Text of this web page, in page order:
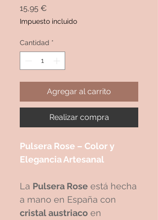
15,95 €
Impuesto incluido
Cantidad *
Agregar al carrito
Realizar compra
Pulsera Rose – Color y
Elegancia Artesanal
La Pulsera Rose está hecha
a mano en España con
cristal austriaco en